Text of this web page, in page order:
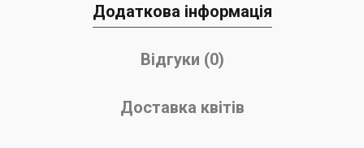
Додаткова інформація
Відгуки (0)
Доставка квітів